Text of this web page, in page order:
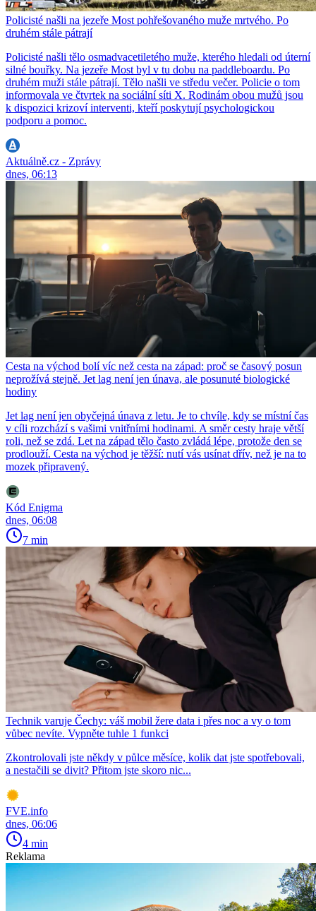
Policisté našli na jezeře Most pohřešovaného muže mrtvého. Po
druhém stále pátrají
Policisté našli tělo osmadvacetiletého muže, kterého hledali od úterní
silné bouřky. Na jezeře Most byl v tu dobu na paddleboardu. Po
druhém muži stále pátrají. Tělo našli ve středu večer. Policie o tom
informovala ve čtvrtek na sociální síti X. Rodinám obou mužů jsou
k dispozici krizoví interventi, kteří poskytují psychologickou
podporu a pomoc.
Aktuálně.cz - Zprávy
dnes, 06:13
Cesta na východ bolí víc než cesta na západ: proč se časový posun
neprožívá stejně. Jet lag není jen únava, ale posunuté biologické
hodiny
Jet lag není jen obyčejná únava z letu. Je to chvíle, kdy se místní čas
v cíli rozchází s vašimi vnitřními hodinami. A směr cesty hraje větší
roli, než se zdá. Let na západ tělo často zvládá lépe, protože den se
prodlouží. Cesta na východ je těžší: nutí vás usínat dřív, než je na to
mozek připravený.
Kód Enigma
dnes, 06:08
7 min
Technik varuje Čechy: váš mobil žere data i přes noc a vy o tom
vůbec nevíte. Vypněte tuhle 1 funkci
Zkontrolovali jste někdy v půlce měsíce, kolik dat jste spotřebovali,
a nestačili se divit? Přitom jste skoro nic...
FVE.info
dnes, 06:06
4 min
Reklama